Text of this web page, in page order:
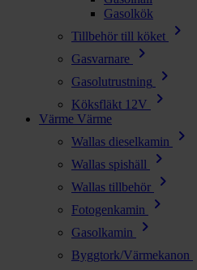
Gasolkök
Tillbehör till köket
chevron_right
Gasvarnare chevron_right
Gasolutrustning chevron_right
Köksfläkt 12V chevron_right
Värme Värme
Wallas dieselkamin
chevron_right
Wallas spishäll chevron_right
Wallas tillbehör chevron_right
Fotogenkamin chevron_right
Gasolkamin chevron_right
Byggtork/Värmekanon